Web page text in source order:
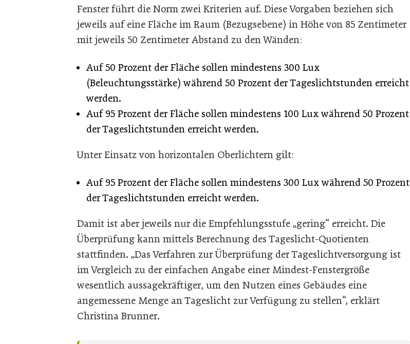
Fenster führt die Norm zwei Kriterien auf. Diese Vorgaben beziehen sich
jeweils auf eine Fläche im Raum (Bezugsebene) in Höhe von 85 Zentimeter
mit jeweils 50 Zentimeter Abstand zu den Wänden:
Auf 50 Prozent der Fläche sollen mindestens 300 Lux
(Beleuchtungsstärke) während 50 Prozent der Tageslichtstunden erreicht
werden.
Auf 95 Prozent der Fläche sollen mindestens 100 Lux während 50 Prozent
der Tageslichtstunden erreicht werden.
Unter Einsatz von horizontalen Oberlichtern gilt:
Auf 95 Prozent der Fläche sollen mindestens 300 Lux während 50 Prozent
der Tageslichtstunden erreicht werden.
Damit ist aber jeweils nur die Empfehlungsstufe „gering“ erreicht. Die
Überprüfung kann mittels Berechnung des Tageslicht-Quotienten
stattfinden. „Das Verfahren zur Überprüfung der Tageslichtversorgung ist
im Vergleich zu der einfachen Angabe einer Mindest-Fenstergröße
wesentlich aussagekräftiger, um den Nutzen eines Gebäudes eine
angemessene Menge an Tageslicht zur Verfügung zu stellen“, erklärt
Christina Brunner.